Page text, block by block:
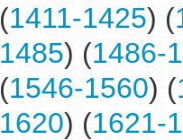
(1411-1425) (
1485) (1486-
(1546-1560) (
1620) (1621-